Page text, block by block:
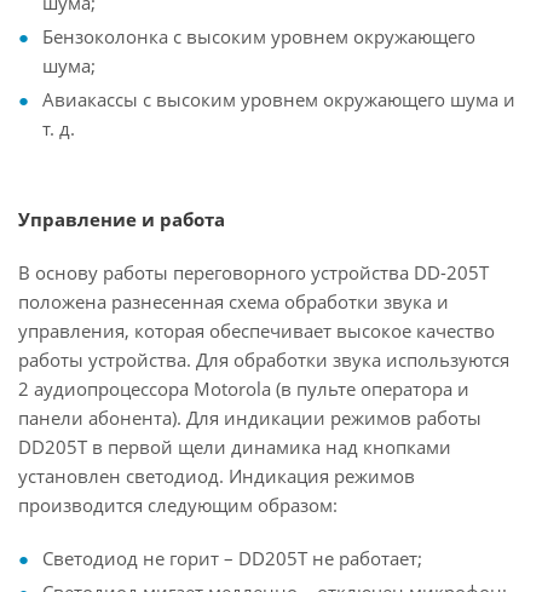
Бензоколонка с высоким уровнем окружающего
шума;
Авиакассы с высоким уровнем окружающего шума и
т. д.
Управление и работа
В основу работы переговорного устройства DD-205Т
положена разнесенная схема обработки звука и
управления, которая обеспечивает высокое качество
работы устройства. Для обработки звука используются
2 аудиопроцессора Motorola (в пульте оператора и
панели абонента). Для индикации режимов работы
DD205Т в первой щели динамика над кнопками
установлен светодиод. Индикация режимов
производится следующим образом:
Светодиод не горит – DD205T не работает;